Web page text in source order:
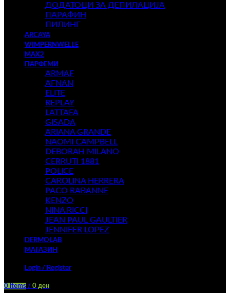
ДОДАТОЦИ ЗА ДЕПИЛАЦИЈА
ПАРАФИН
ПИЛИНГ
ARCAYA
WIMPERNWELLE
MAX2
ПАРФЕМИ
ARMAF
AFNAN
ELITE
REPLAY
LATTAFA
GISADA
ARIANA GRANDE
NAOMI CAMPBELL
DEBORAH MILANO
CERRUTI 1881
POLICE
CAROLINA HERRERA
PACO RABANNE
KENZO
NINA RICCI
JEAN PAUL GAULTIER
JENNIFER LOPEZ
DERMOLAB
МАГАЗИН
Login / Register
0 items / 0 ден